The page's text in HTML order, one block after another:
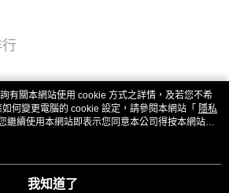
有關本網站使用 cookie 方式之詳情，及若您不希
何變更電腦的 cookie 設定，請參閱本網站「 隱私
繼續使用本網站即表示您同意本公司得按本網站使
。
我知道了